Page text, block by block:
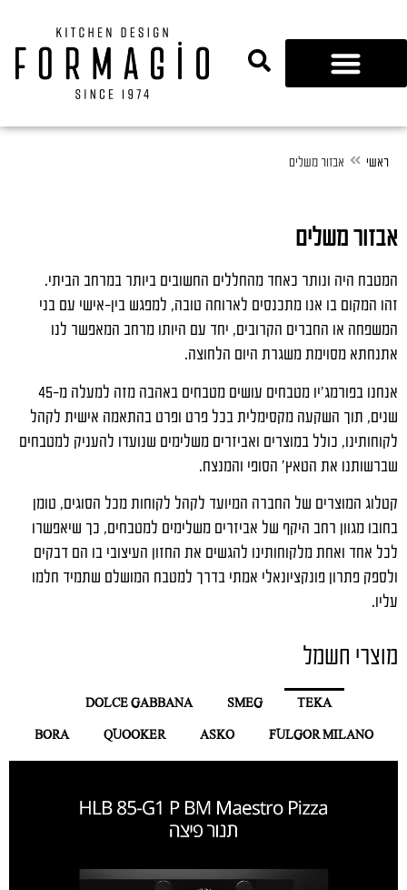
ראשי אבזור משלים
אבזור משלים
המטבח היה ונותר כאחד מהחללים החשובים ביותר במרחב הביתי.
זהו המקום בו אנו מתכנסים לארוחה טובה, למפגש בין-אישי עם בני
המשפחה או החברים הקרובים, יחד עם היותו מרחב המאפשר לנו
אתנחתא מסוימת משגרת היום הלחוצה.
אנחנו בפורמג'יו מטבחים עושים מטבחים באהבה מזה למעלה מ-45
שנים, תוך השקעה מקסימלית בכל פרט ופרט בהתאמה אישית לקהל
לקוחותינו, כולל במוצרים ואביזרים משלימים שנועדו להעניק למטבחים
שברשותנו את הטאץ' הסופי והמנצח.
קטלוג המוצרים של החברה המיועד לקהל לקוחות מכל הסוגים, טומן
בחובו מגוון רחב היקף של אביזרים משלימים למטבחים, כך שיאפשרו
לכל אחד ואחת מלקוחותינו להגשים את החזון העיצובי בו הם דבקים
ולספק פתרון פונקציונאלי אמתי בדרך למטבח המושלם שתמיד חלמו
עליו.
מוצרי חשמל
TEKA
SMEG
DOLCE GABBANA
FULGOR MILANO
ASKO
QUOOKER
BORA